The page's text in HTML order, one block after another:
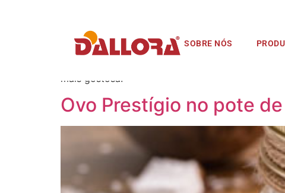
SOBRE NÓS
Uma sobremesa láctea deliciosa e versátil, que
chocolate, croissants e pães, crepes, churros,
mais gostosa!
Ovo Prestígio no pote